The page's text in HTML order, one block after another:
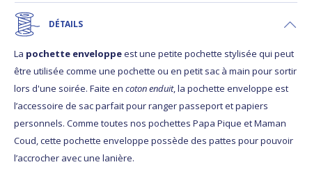
DÉTAILS
La pochette enveloppeest une petite pochette stylisée qui peut
être utilisée comme une pochette ou en petit sac à main pour sortir
lors d'une soirée. Faite en coton enduit, la pochette enveloppe est
l’accessoire de sac parfait pour ranger passeport et papiers
personnels. Comme toutes nos pochettes Papa Pique et Maman
Coud, cette pochette enveloppe possède des pattes pour pouvoir
l’accrocher avec une lanière.